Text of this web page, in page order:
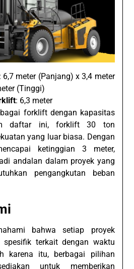
6,7 meter (Panjang) x 3,4 meter
(Tinggi)
: 6,3 meter
forklift dengan kapasitas
daftar ini, forklift 30 ton
yang luar biasa. Dengan
ketinggian 3 meter,
andalan dalam proyek yang
pengangkutan beban
bahwa setiap proyek
spesifik terkait dengan waktu
karena itu, berbagai pilihan
untuk memberikan